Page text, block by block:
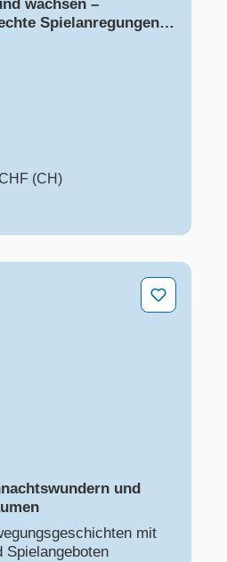
wachsen –
Spielanregungen
(CH)
und großen
und
mit
Spielangeboten